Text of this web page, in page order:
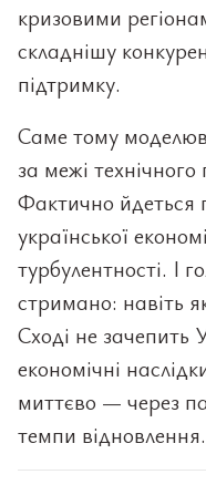
кризовими
складнішу
підтримку.
Саме тому
за межі
Фактично йдеться
української
турбулентності. І
стримано: навіть
Сході не зачепить
економічні
миттєво — через
темпи відновлення.